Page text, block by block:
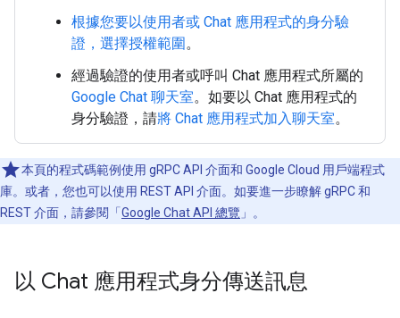
根據您要以使用者或 Chat 應用程式的身分驗
證，選擇授權範圍 。
經過驗證的使用者或呼叫 Chat 應用程式所屬的
Google Chat 聊天室。如要以 Chat 應用程式的
身分驗證，請將 Chat 應用程式加入聊天室。
本頁的程式碼範例使用 gRPC API 介面和 Google Cloud 用戶端程式
庫。或者，您也可以使用 REST API 介面。如要進一步瞭解 gRPC 和
REST 介面，請參閱「 Google Chat API 總覽 」。
以 Chat 應用程式身分傳送訊息